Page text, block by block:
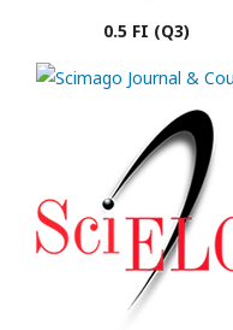
0.5 FI (Q3)